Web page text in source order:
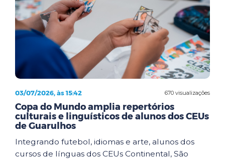
670 visualizações
03/07/2026, às 15:42
Copa do Mundo amplia repertórios
culturais e linguísticos de alunos dos CEUs
de Guarulhos
Integrando futebol, idiomas e arte, alunos dos
cursos de línguas dos CEUs Continental, São